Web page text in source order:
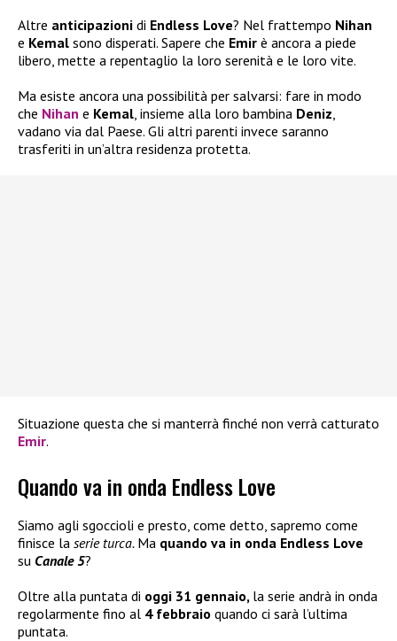
Altre anticipazioni di Endless Love? Nel frattempo Nihan
e Kemal sono disperati. Sapere che Emir è ancora a piede
libero, mette a repentaglio la loro serenità e le loro vite.
Ma esiste ancora una possibilità per salvarsi: fare in modo
che Nihan e Kemal, insieme alla loro bambina Deniz,
vadano via dal Paese. Gli altri parenti invece saranno
trasferiti in un’altra residenza protetta.
Situazione questa che si manterrà finché non verrà catturato
Emir.
Quando va in onda Endless Love
Siamo agli sgoccioli e presto, come detto, sapremo come
finisce la serie turca. Ma quando va in onda Endless Love
su Canale 5?
Oltre alla puntata di oggi 31 gennaio, la serie andrà in onda
regolarmente fino al 4 febbraio quando ci sarà l’ultima
puntata.